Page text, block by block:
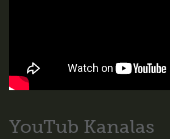
YouTub Kanalas